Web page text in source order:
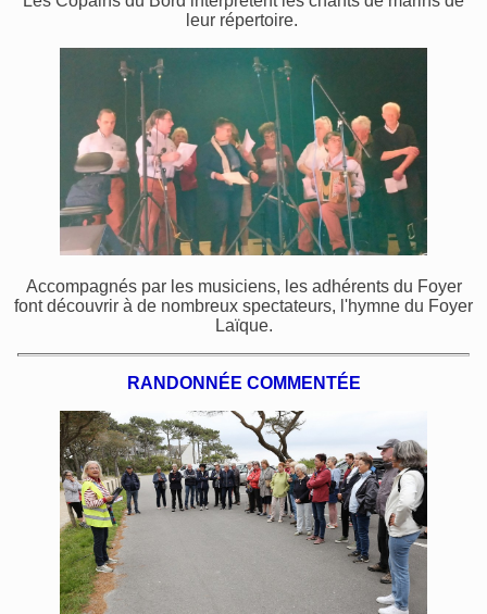
leur répertoire.
Accompagnés par les musiciens, les adhérents du Foyer
font découvrir à de nombreux spectateurs, l'hymne du Foyer
Laïque.
RANDONNÉE COMMENTÉE